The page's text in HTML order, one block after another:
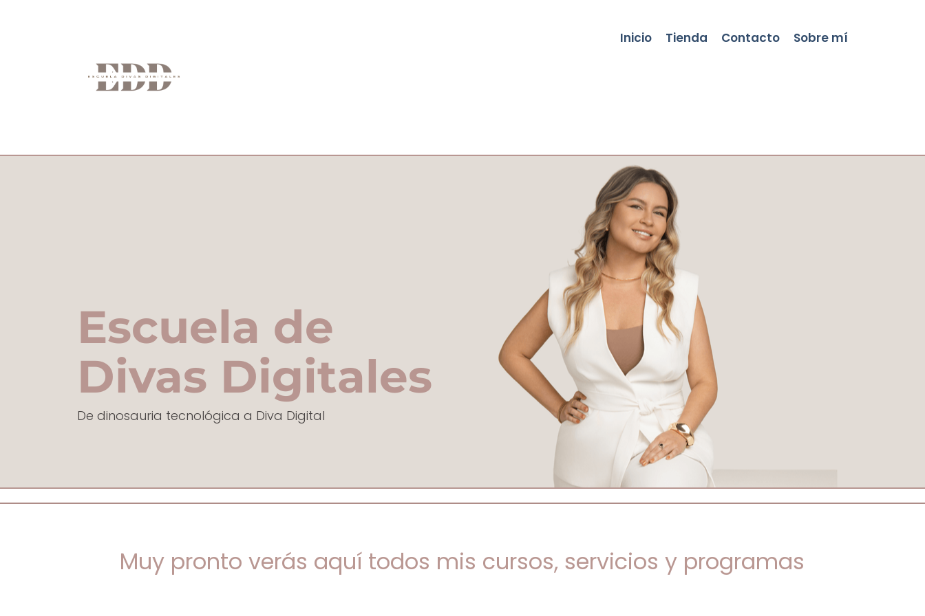
Inicio Tienda Contacto Sobre mí
Escuela de
Divas Digitales
De dinosauria tecnológica a Diva Digital
Muy pronto verás aquí todos mis cursos, servicios y programas